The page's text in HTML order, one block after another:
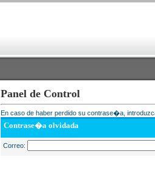
Panel de Control
En caso de haber perdido su contrase�a,
Contrase�a olvidada
Correo: